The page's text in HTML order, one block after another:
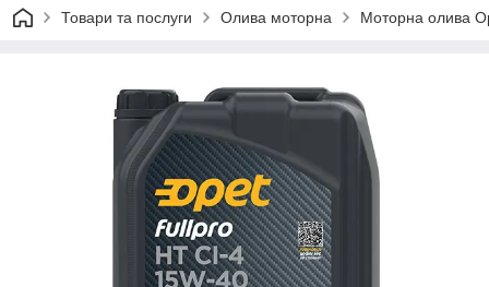
Товари та послуги Олива моторна Моторна олива